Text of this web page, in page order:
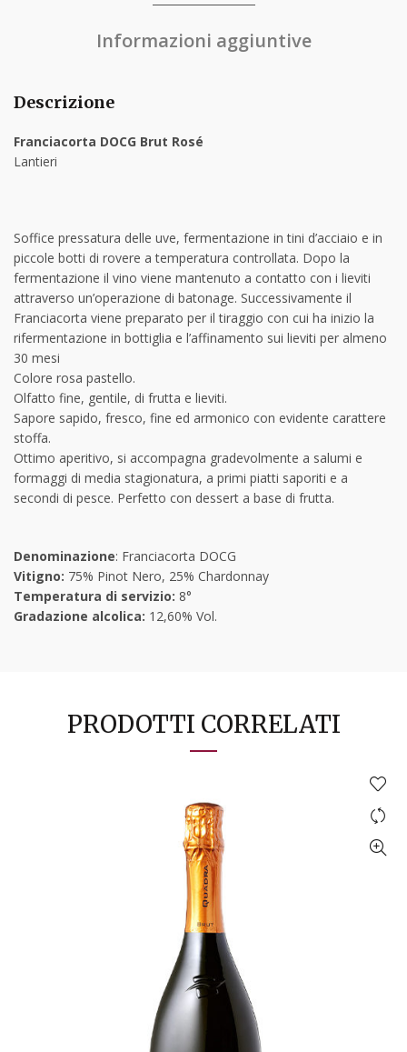
Informazioni aggiuntive
Descrizione
Franciacorta DOCG Brut Rosé
Lantieri
Soffice pressatura delle uve, fermentazione in tini d’acciaio e in
piccole botti di rovere a temperatura controllata. Dopo la
fermentazione il vino viene mantenuto a contatto con i lieviti
attraverso un’operazione di batonage. Successivamente il
Franciacorta viene preparato per il tiraggio con cui ha inizio la
rifermentazione in bottiglia e l’affinamento sui lieviti per almeno
30 mesi
Colore rosa pastello.
Olfatto fine, gentile, di frutta e lieviti.
Sapore sapido, fresco, fine ed armonico con evidente carattere
stoffa.
Ottimo aperitivo, si accompagna gradevolmente a salumi e
formaggi di media stagionatura, a primi piatti saporiti e a
secondi di pesce. Perfetto con dessert a base di frutta.
Denominazione: Franciacorta DOCG
Vitigno: 75% Pinot Nero, 25% Chardonnay
Temperatura di servizio: 8°
Gradazione alcolica: 12,60% Vol.
PRODOTTI CORRELATI